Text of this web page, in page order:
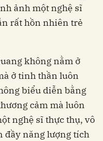
ảnh một nghệ sĩ
rất hồn nhiên trẻ
không nằm ở
ở tinh thần luôn
biểu diễn bằng
cảm mà luôn
nghệ sĩ thực thụ, vô
đầy năng lượng tích